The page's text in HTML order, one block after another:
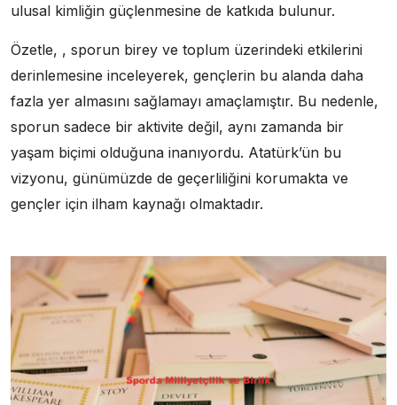
ulusal kimliğin güçlenmesine de katkıda bulunur.
Özetle, , sporun birey ve toplum üzerindeki etkilerini
derinlemesine inceleyerek, gençlerin bu alanda daha
fazla yer almasını sağlamayı amaçlamıştır. Bu nedenle,
sporun sadece bir aktivite değil, aynı zamanda bir
yaşam biçimi olduğuna inanıyordu. Atatürk’ün bu
vizyonu, günümüzde de geçerliliğini korumakta ve
gençler için ilham kaynağı olmaktadır.